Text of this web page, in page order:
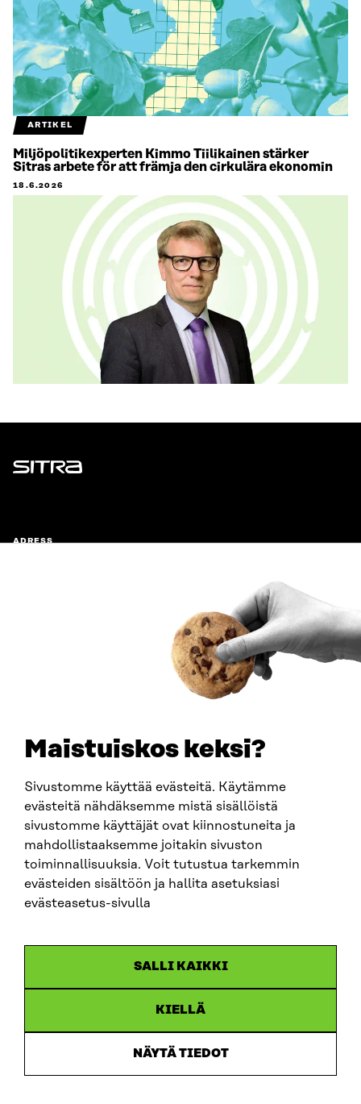
Maistuiskos keksi?
Sivustomme käyttää evästeitä. Käytämme
evästeitä nähdäksemme mistä sisällöistä
sivustomme käyttäjät ovat kiinnostuneita ja
mahdollistaaksemme joitakin sivuston
toiminnallisuuksia. Voit tutustua tarkemmin
evästeiden sisältöön ja hallita asetuksiasi
evästeasetus-sivulla
SALLI KAIKKI
KIELLÄ
NÄYTÄ TIEDOT
ARTIKEL
Miljöpolitikexperten Kimmo Tiilikainen stärker
Sitras arbete för att främja den cirkulära ekonomin
18.6.2026
Sitra
ADRESS
fornamn.efternamn@sitra.fi
SITRA PÅ SOCIALA MEDIER
LinkedIn
Instagram
YouTube
Tillgänglighetsutredning
Beskrivning av handlingsoffentligheten